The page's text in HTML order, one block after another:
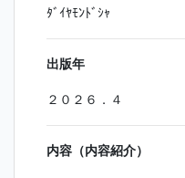
ﾀﾞｲﾔﾓﾝﾄﾞｼｬ
出版年
２０２６．４
内容（内容紹介）